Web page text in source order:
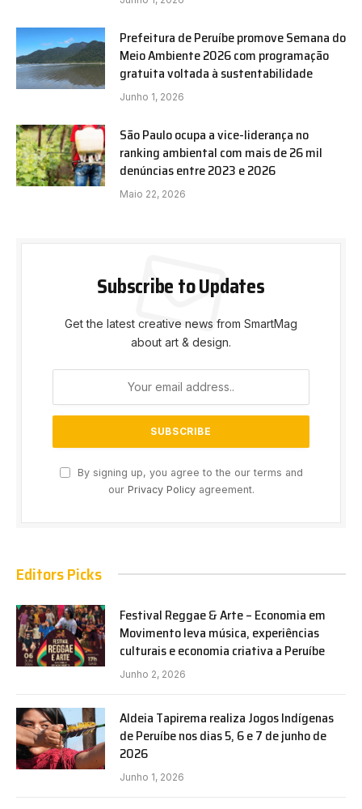
Prefeitura de Peruíbe promove Semana do
Meio Ambiente 2026 com programação
gratuita voltada à sustentabilidade
Junho 1, 2026
São Paulo ocupa a vice-liderança no
ranking ambiental com mais de 26 mil
denúncias entre 2023 e 2026
Maio 22, 2026
Subscribe to Updates
Get the latest creative news from SmartMag
about art & design.
By signing up, you agree to the our terms and
our Privacy Policyagreement.
Editors Picks
Festival Reggae & Arte – Economia em
Movimento leva música, experiências
culturais e economia criativa a Peruíbe
Junho 2, 2026
Aldeia Tapirema realiza Jogos Indígenas
de Peruíbe nos dias 5, 6 e 7 de junho de
2026
Junho 1, 2026